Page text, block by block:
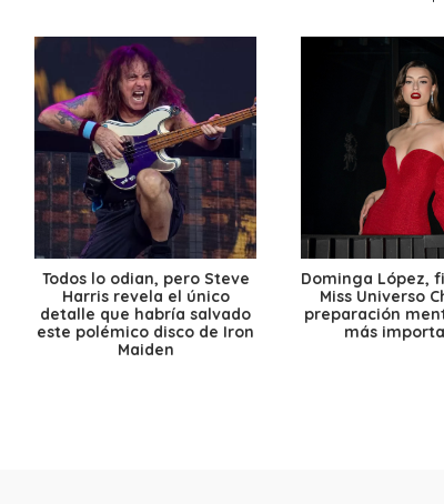
Todos lo odian, pero Steve
Harris revela el único
detalle que habría salvado
este polémico disco de Iron
Maiden
Dominga López,
Miss Universo
preparación
más